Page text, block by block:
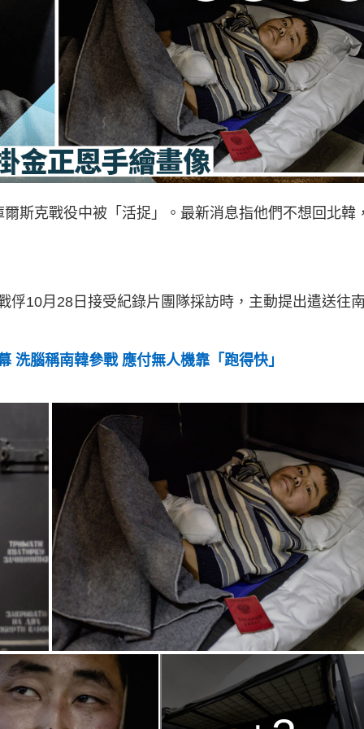
斯克戰役中被「活捉」。最新消息指他們不想回北韓
俘10月28日接受紀錄片團隊採訪時，主動提出遣送往
洗腦稱南韓參戰 應付無人機靠「跑得快」